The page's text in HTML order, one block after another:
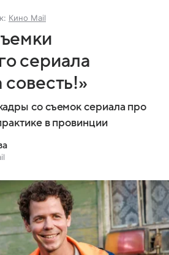
Кино Mail
сериала
со съемок сериала про
в провинции